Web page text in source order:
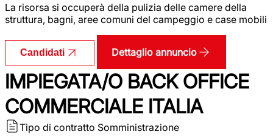
La risorsa si occuperà della pulizia delle camere della
struttura, bagni, aree comuni del campeggio e case mobili
Candidati Dettaglio annuncio
IMPIEGATA/O BACK OFFICE
COMMERCIALE ITALIA
Tipo di contratto Somministrazione